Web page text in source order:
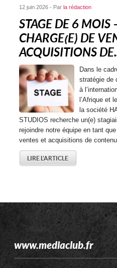
12 juin 2026 - Par la rédaction
STAGE DE 6 MOIS
CHARGE(E) DE
ACQUISITIONS
Dans le
stratégie de
à
l’Afrique et
la société
STUDIOS recherche un(e)
rejoindre notre équipe en tant
ventes et acquisitions de
LIRE L'ARTICLE
www.mediaclub.fr